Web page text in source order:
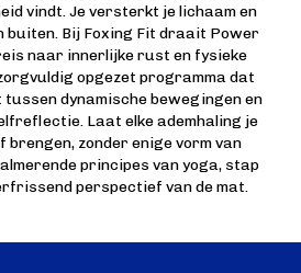
vindt. Je versterkt je lichaam en
buiten. Bij Foxing Fit draait Power
naar innerlijke rust en fysieke
opgezet programma dat
dynamische bewegingen en
Laat elke ademhaling je
zonder enige vorm van
principes van yoga, stap
perspectief van de mat.